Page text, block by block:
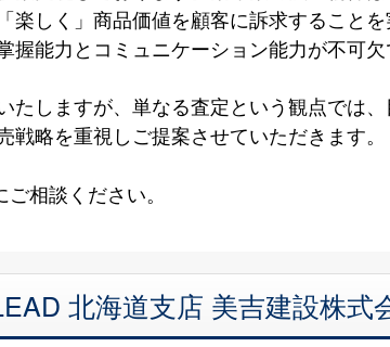
しく」商品価値を顧客に訴求することを
能力とコミュニケーション能力が不可欠
しますが、単なる査定という観点では
略を重視しご提案させていただきます。
相談ください。
北海道支店 美吉建設株式